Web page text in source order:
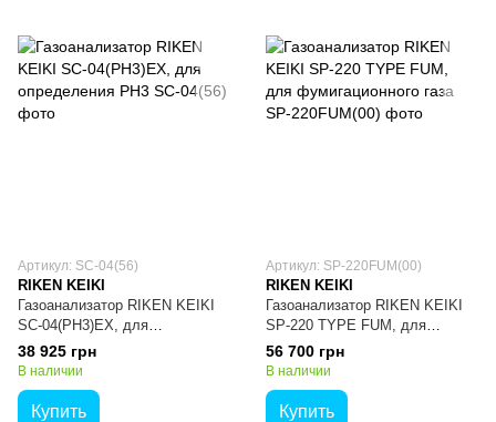
Артикул: SC-04(56)
RIKEN KEIKI
Газоанализатор RIKEN KEIKI
SC-04(PH3)EX, для
определения PH3
38 925 грн
В наличии
Купить
Артикул: SP-220FUM(00)
RIKEN KEIKI
Газоанализатор RIKEN KEIKI
SP-220 TYPE FUM, для
фумигационного газа
56 700 грн
В наличии
Купить